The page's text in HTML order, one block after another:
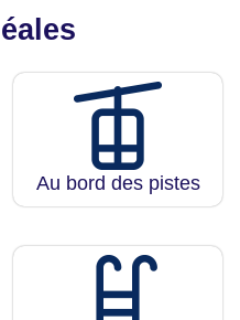
Au bord des pistes